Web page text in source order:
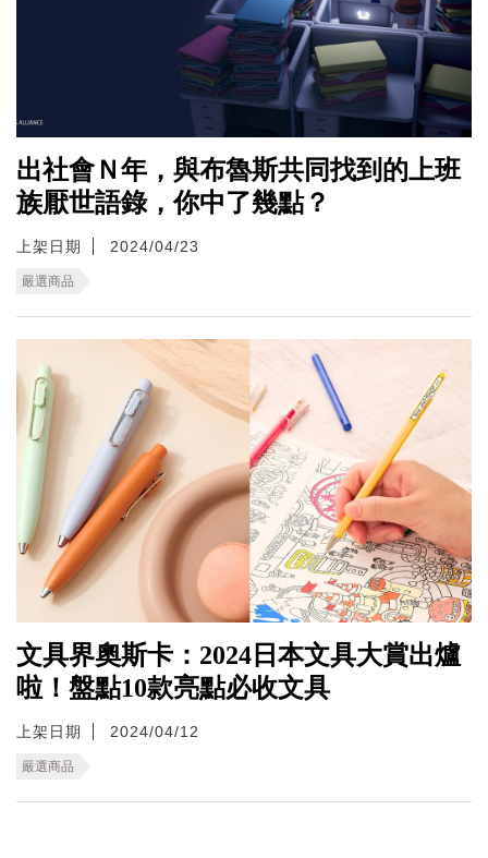
出社會Ｎ年，與布魯斯共同找到的上班
族厭世語錄，你中了幾點？
上架日期 2024/04/23
嚴選商品
文具界奧斯卡：2024日本文具大賞出爐
啦！盤點10款亮點必收文具
上架日期 2024/04/12
嚴選商品